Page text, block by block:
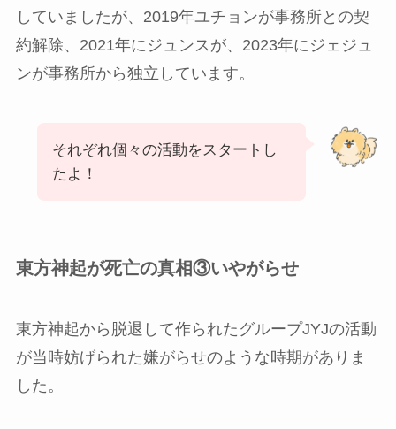
していましたが、2019年ユチョンが事務所との契
約解除、2021年にジュンスが、2023年にジェジュ
ンが事務所から独立しています。
それぞれ個々の活動をスタートし
たよ！
東方神起が死亡の真相③いやがらせ
東方神起から脱退して作られたグループJYJの活動
が当時妨げられた嫌がらせのような時期がありま
した。